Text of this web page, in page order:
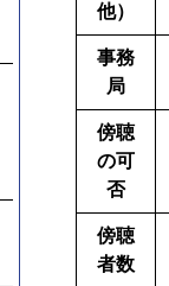
他）
事務
局
傍聴
の可
否
傍聴
者数